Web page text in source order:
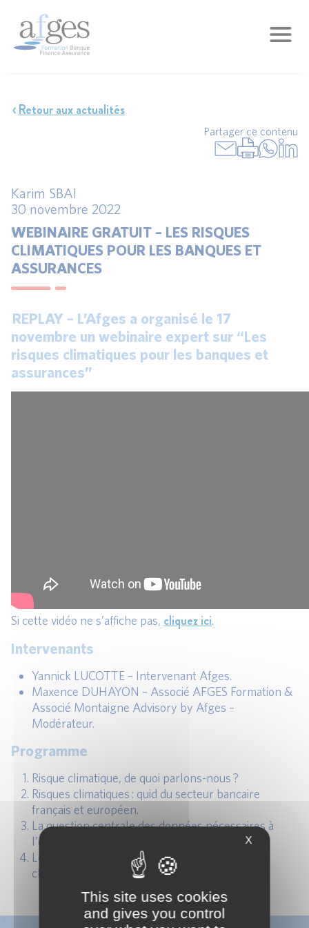
Retour aux actualités
Partager ce contenu
Karim SBAI
30 novembre 2022
WEBINAIRE GRATUIT – LES RISQUES
CLIMATIQUES POUR LES BANQUES ET
ASSURANCES
REPLAY – L’Afges a organisé le 17
novembre un webinaire expert sur “Les
risques climatiques pour les banques et
assurances”
Si cette vidéo ne s’affiche pas, cliquez ici.
Intervenants
Yannick LUCOTTE – Intervenant Afges.
Maxence DUHAYON – Associé AFGES Formation &
Associé Montaigne Advisory by Afges –
Modérateur.
Programme
Risque climatique, de quoi parlons-nous ?
Risques climatiques : quid du secteur bancaire
français et européen.
La question centrale des données nécessaires à
l’évaluation des risques climatiques.
Les enjeux réglementaires liés aux risques
climatiques.
X
This site uses cookies
and gives you control